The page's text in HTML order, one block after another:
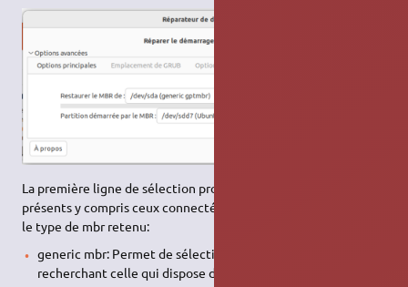
La première ligne de sélection propose tous les disques
présents y compris ceux connectés en
le type de mbr retenu:
generic mbr: Permet de sélectionner la partition de boot en
recherchant celle qui dispose d'un drapeau de boot